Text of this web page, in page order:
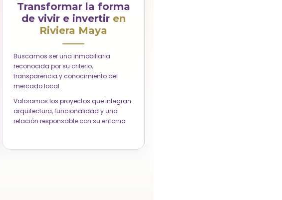
Transformar la forma
de vivir e invertir en
Riviera Maya
Buscamos ser una inmobiliaria
reconocida por su criterio,
transparencia y conocimiento del
mercado local.
Valoramos los proyectos que integran
arquitectura, funcionalidad y una
relación responsable con su entorno.